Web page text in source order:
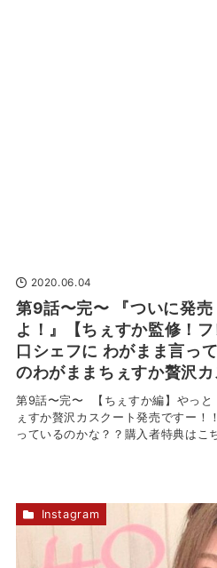
2020.06.04
第9話〜完〜 『ついに発
よ！』【ちぇすか監修！
口シェフに わがまま言っ
のわがままちぇすか贅沢カ
第9話〜完〜 【ちぇすか編】やっと
ぇすか贅沢カスクート発売ですー！
っているのかな？？購入者特典は
Instagram